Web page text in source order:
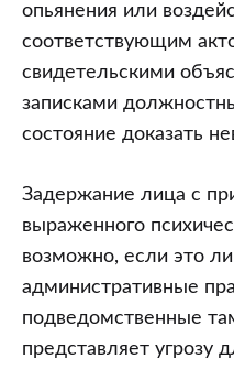
опьянения или
соответствующим
свидетельскими
записками
состояние доказать
Задержание лица с
выраженного
возможно, если это
административные
подведомственные
представляет угрозу